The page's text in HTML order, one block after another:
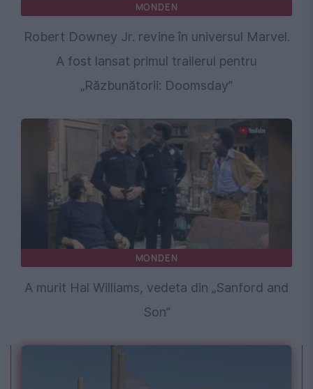
MONDEN
Robert Downey Jr. revine în universul Marvel.
A fost lansat primul trailerul pentru
„Răzbunătorii: Doomsday”
MONDEN
A murit Hal Williams, vedeta din „Sanford and
Son”